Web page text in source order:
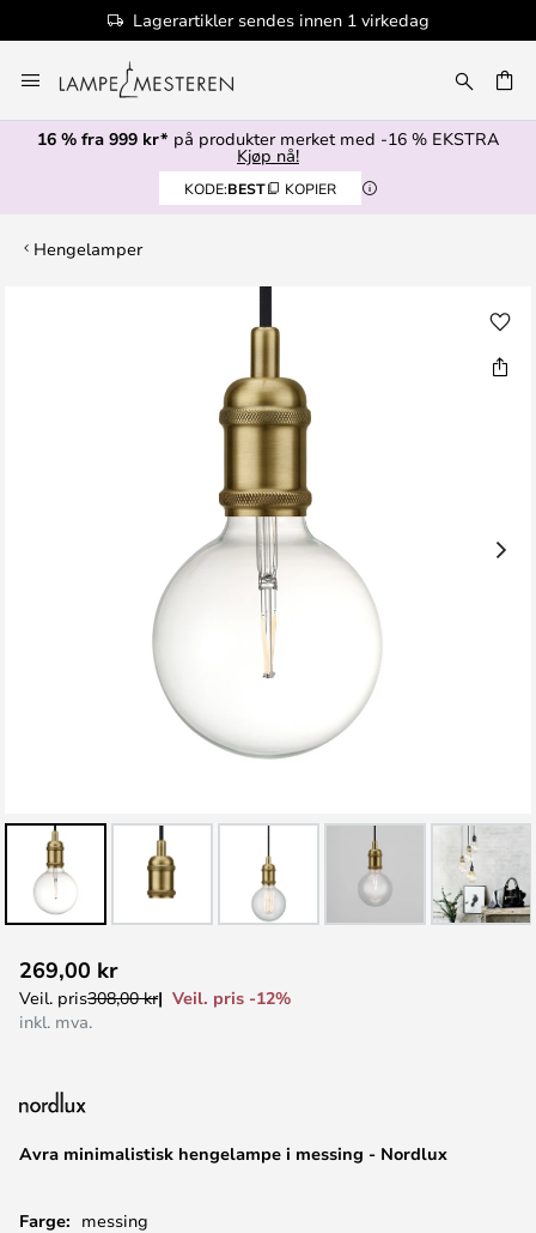
Lagerartikler sendes innen 1 virkedag
til
innhold
16 % fra 999 kr* på produkter merket med -16 % EKSTRA
Kjøp nå!
KODE:BEST KOPIER
Hengelamper
til
begynnelsen
Avra minimalistisk hengelampe i messing - Nordlux
269,00 kr
Veil. pris308,00 kr
Veil. pris -12%
inkl. mva.
Farge: messing